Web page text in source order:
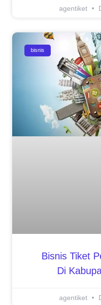
agentiket
bisnis
Bisnis Tiket
Di
agentiket